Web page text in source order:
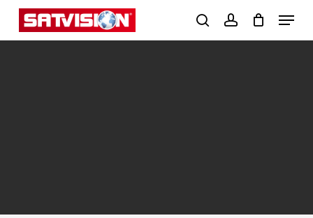
Skip
search
Menu